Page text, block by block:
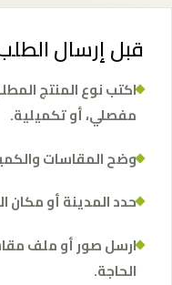
قبل إرسال
اكتب نوع المنتج
مفصلي، أو تكميلية.
وضح المقاسات
حدد المدينة أو مكان
ارسل صور أو ملف
الحاجة.